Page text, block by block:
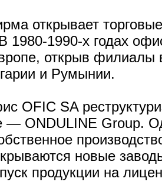
открывает
1980-1990-х годах
открыв
и Румынии.
OFIC SA
— ONDULINE Group.
новые
продукции на